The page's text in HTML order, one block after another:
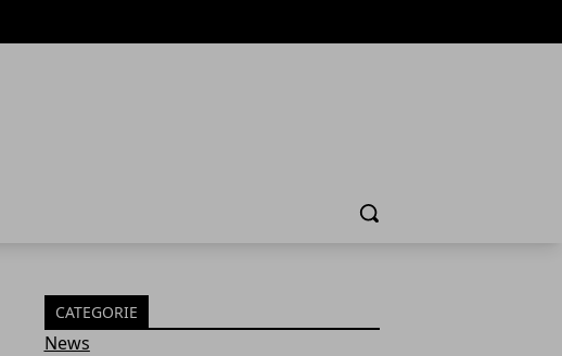
Cerca
CATEGORIE
News